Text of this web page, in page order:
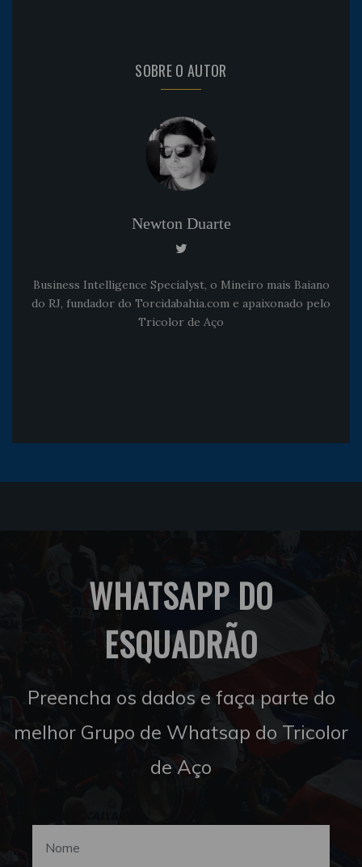
SOBRE O AUTOR
Newton Duarte
Business Intelligence Specialyst, o Mineiro mais Baiano
do RJ, fundador do Torcidabahia.com e apaixonado pelo
Tricolor de Aço
WHATSAPP DO
ESQUADRÃO
Preencha os dados e faça parte do
melhor Grupo de Whatsap do Tricolor
de Aço